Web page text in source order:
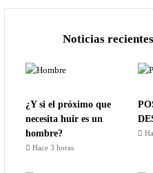
Noticias recientes
¿Y si el próximo que
necesita huir es un
hombre?
Hace 3 horas